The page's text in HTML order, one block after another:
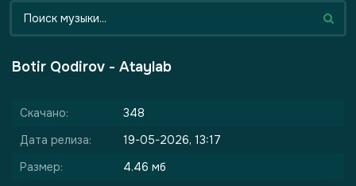
Botir Qodirov - Ataylab
Скачано:
348
Дата релиза:
19-05-2026, 13:17
Размер:
4.46 мб